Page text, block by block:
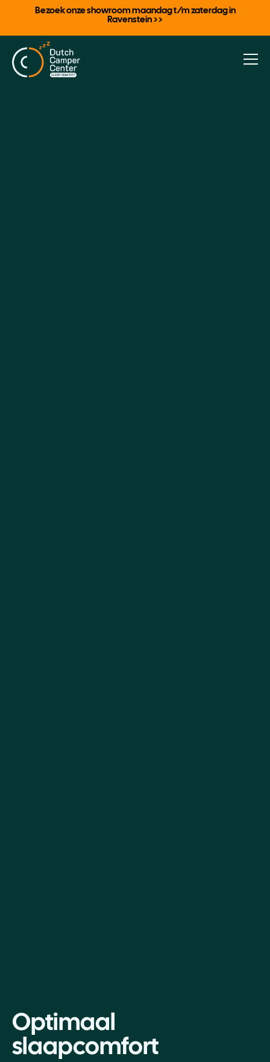
Bezoek onze showroom maandag t/m zaterdag in
Ravenstein >>
Optimaal
slaapcomfort